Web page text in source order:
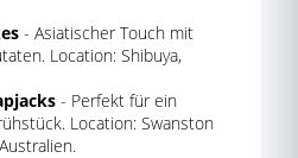
- Asiatischer Touch mit
Location: Shibuya,
- Perfekt für ein
Location: Swanston